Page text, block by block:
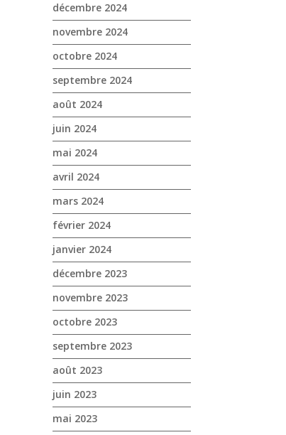
décembre 2024
novembre 2024
octobre 2024
septembre 2024
août 2024
juin 2024
mai 2024
avril 2024
mars 2024
février 2024
janvier 2024
décembre 2023
novembre 2023
octobre 2023
septembre 2023
août 2023
juin 2023
mai 2023